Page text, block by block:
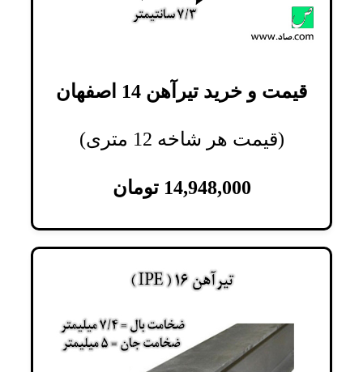
قیمت و خرید تیرآهن 14 اصفهان
(قیمت هر شاخه 12 متری)
14,948,000 تومان